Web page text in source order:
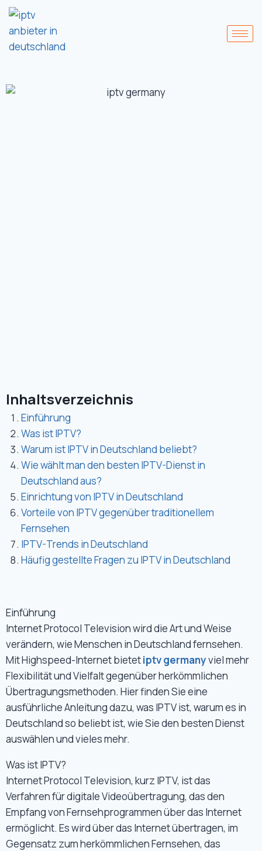
Inhaltsverzeichnis
Einführung
Was ist IPTV?
Warum ist IPTV in Deutschland beliebt?
Wie wählt man den besten IPTV-Dienst in
Deutschland aus?
Einrichtung von IPTV in Deutschland
Vorteile von IPTV gegenüber traditionellem
Fernsehen
IPTV-Trends in Deutschland
Häufig gestellte Fragen zu IPTV in Deutschland
Einführung
Internet Protocol Television wird die Art und Weise
verändern, wie Menschen in Deutschland fernsehen.
Mit Highspeed-Internet bietetiptv germanyviel mehr
Flexibilität und Vielfalt gegenüber herkömmlichen
Übertragungsmethoden. Hier finden Sie eine
ausführliche Anleitung dazu, was IPTV ist, warum es in
Deutschland so beliebt ist, wie Sie den besten Dienst
auswählen und vieles mehr.
Was ist IPTV?
Internet Protocol Television, kurz IPTV, ist das
Verfahren für digitale Videoübertragung, das den
Empfang von Fernsehprogrammen über das Internet
ermöglicht. Es wird über das Internet übertragen, im
Gegensatz zum herkömmlichen Fernsehen, das